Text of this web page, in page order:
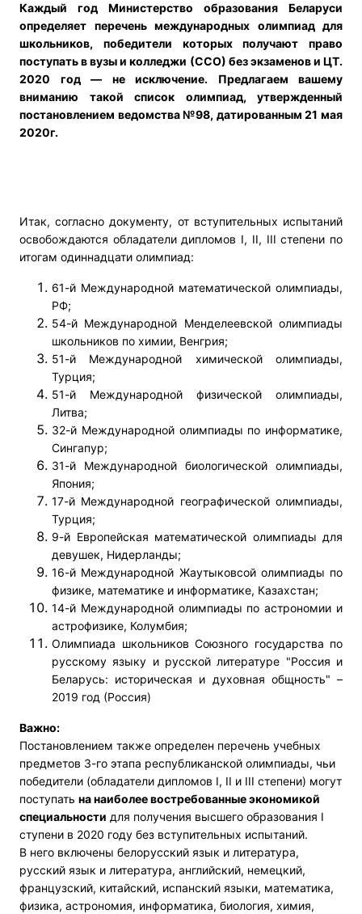
Каждый год Министерство образования Беларуси
определяет перечень международных олимпиад для
школьников, победители которых получают право
поступать в вузы и колледжи (ССО) без экзаменов и ЦТ.
2020 год — не исключение. Предлагаем вашему
вниманию такой список олимпиад, утвержденный
постановлением ведомства №98, датированным 21 мая
2020г.
Итак, согласно документу, от вступительных испытаний
освобождаются обладатели дипломов I, II, III степени по
итогам одиннадцати олимпиад:
61-й Международной математической олимпиады,
РФ;
54-й Международной Менделеевской олимпиады
школьников по химии, Венгрия;
51-й Международной химической олимпиады,
Турция;
51-й Международной физической олимпиады,
Литва;
32-й Международной олимпиады по информатике,
Сингапур;
31-й Международной биологической олимпиады,
Япония;
17-й Международной географической олимпиады,
Турция;
9-й Европейская математической олимпиады для
девушек, Нидерланды;
16-й Международной Жаутыковсой олимпиады по
физике, математике и информатике, Казахстан;
14-й Международной олимпиады по астрономии и
астрофизике, Колумбия;
Олимпиада школьников Союзного государства по
русскому языку и русской литературе "Россия и
Беларусь: историческая и духовная общность" –
2019 год (Россия)
Важно:
Постановлением также определен перечень учебных
предметов 3-го этапа республиканской олимпиады, чьи
победители (обладатели дипломов I, II и III степени) могут
поступать на наиболее востребованные экономикой
специальности для получения высшего образования I
ступени в 2020 году без вступительных испытаний.
В него включены белорусский язык и литература,
русский язык и литература, английский, немецкий,
французский, китайский, испанский языки, математика,
физика, астрономия, информатика, биология, химия,